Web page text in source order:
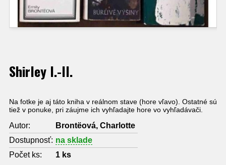
Shirley I.-II.
Na fotke je aj táto kniha v reálnom stave (hore vľavo). Ostatné sú
tiež v ponuke, pri záujme ich vyhľadajte hore vo vyhľadávači.
Autor:
Brontëová, Charlotte
Dostupnosť: na sklade
Počet ks:
1 ks